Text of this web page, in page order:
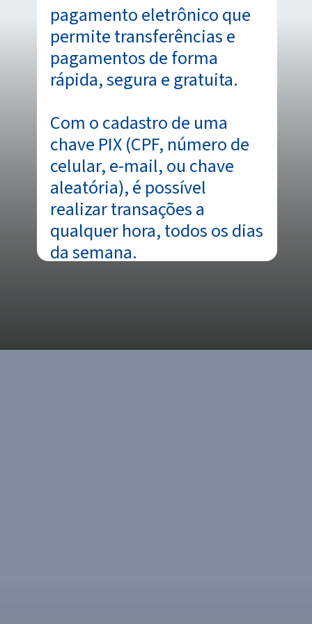
pagamento eletrônico que
permite transferências e
pagamentos de forma
rápida, segura e gratuita.
Com o cadastro de uma
chave PIX (CPF, número de
celular, e-mail, ou chave
aleatória), é possível
realizar transações a
qualquer hora, todos os dias
da semana.